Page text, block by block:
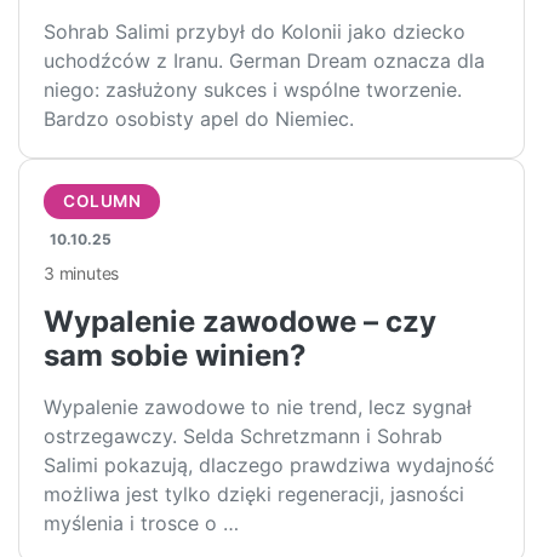
Sohrab Salimi przybył do Kolonii jako dziecko
uchodźców z Iranu. German Dream oznacza dla
niego: zasłużony sukces i wspólne tworzenie.
Bardzo osobisty apel do Niemiec.
COLUMN
10.10.25
3 minutes
Wypalenie zawodowe – czy
sam sobie winien?
Wypalenie zawodowe to nie trend, lecz sygnał
ostrzegawczy. Selda Schretzmann i Sohrab
Salimi pokazują, dlaczego prawdziwa wydajność
możliwa jest tylko dzięki regeneracji, jasności
myślenia i trosce o …